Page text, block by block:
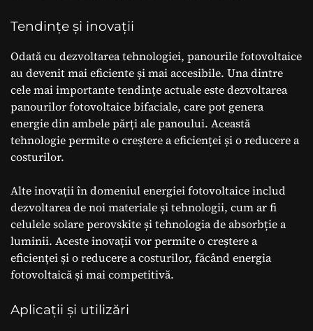
Tendințe și inovații
Odată cu dezvoltarea tehnologiei, panourile fotovoltaice
au devenit mai eficiente și mai accesibile. Una dintre
cele mai importante tendințe actuale este dezvoltarea
panourilor fotovoltaice bifaciale, care pot genera
energie din ambele părți ale panoului. Această
tehnologie permite o creștere a eficienței și o reducere a
costurilor.
Alte inovații în domeniul energiei fotovoltaice includ
dezvoltarea de noi materiale și tehnologii, cum ar fi
celulele solare perovskite și tehnologia de absorbție a
luminii. Aceste inovații vor permite o creștere a
eficienței și o reducere a costurilor, făcând energia
fotovoltaică și mai competitivă.
Aplicații și utilizări